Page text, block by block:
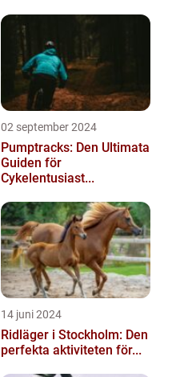
02 september 2024
Pumptracks: Den Ultimata
Guiden för
Cykelentusiast...
14 juni 2024
Ridläger i Stockholm: Den
perfekta aktiviteten för...